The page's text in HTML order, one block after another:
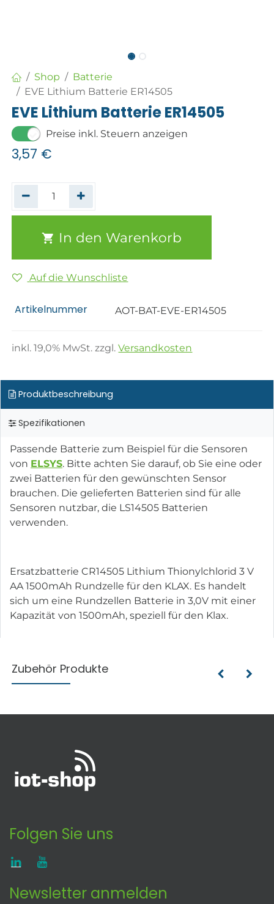
Shop
Batterie
EVE Lithium Batterie ER14505
EVE Lithium Batterie ER14505
Preise inkl. Steuern anzeigen
3,57 €
In den Warenkorb
Auf die Wunschliste
Artikelnummer AOT-BAT-EVE-ER14505
inkl.19,0% MwSt. zzgl.Versandkosten
Produktbeschreibung
Spezifikationen
Passende Batterie zum Beispiel für die Sensoren
von ELSYS. Bitte achten Sie darauf, ob Sie eine oder
zwei Batterien für den gewünschten Sensor
brauchen. Die gelieferten Batterien sind für alle
Sensoren nutzbar, die LS14505 Batterien
verwenden.
Ersatzbatterie CR14505 Lithium Thionylchlorid 3 V
AA 1500mAh Rundzelle für den KLAX. Es handelt
sich um eine Rundzellen Batterie in 3,0V mit einer
Kapazität von 1500mAh, speziell für den Klax.
Zubehör Produkte
Folgen Sie uns
Newsletter anmelden